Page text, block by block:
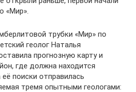
«Мир».
трубки «Мир» по
геолог Наталья
прогнозную карту и
где должна находится
поиски отправилась
тремя опытными геологами: